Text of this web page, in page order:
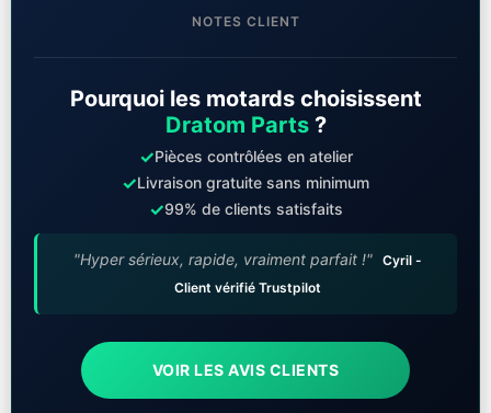
NOTES CLIENT
Pourquoi les motards choisissent
Dratom Parts?
✓Pièces contrôlées en atelier
✓Livraison gratuite sans minimum
✓99% de clients satisfaits
"Hyper sérieux, rapide, vraiment parfait !" Cyril -
Client vérifié Trustpilot
VOIR LES AVIS CLIENTS